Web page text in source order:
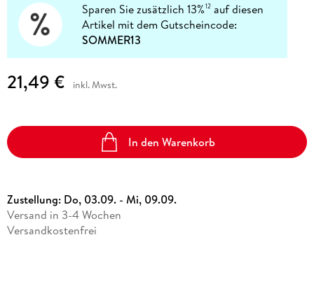
Sparen Sie zusätzlich 13%12 auf diesen
Artikel mit dem Gutscheincode:
SOMMER13
21,49 € inkl. Mwst.
In den Warenkorb
Zustellung: Do, 03.09. - Mi, 09.09.
Versand in 3-4 Wochen
Versandkostenfrei